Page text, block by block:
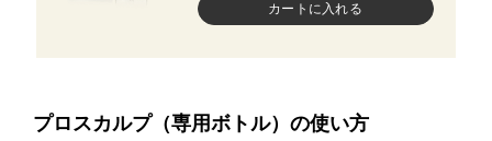
お問い合せ
プロスカルプ（専用ボトル）の使い方